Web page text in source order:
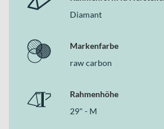
strukturierten System, das dir alle
Deine Vorteile
150 mm Federweg vorne und hinten
Ansprechverhalten und stabile
Bosch CX Gen4 Motor mit 750 Wh
Diamant
Markenfarbe
raw carbon
Rahmenhöhe
29" - M